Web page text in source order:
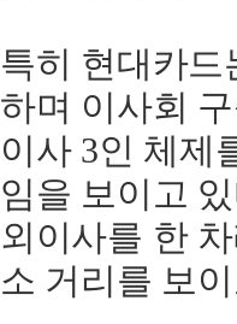
특히 현대카드
하며 이사회
이사 3인 체제
임을 보이고
외이사를 한
소 거리를 보